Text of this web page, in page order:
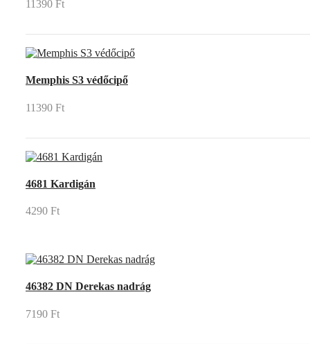
11390 Ft
Memphis S3 védőcipő
11390 Ft
4681 Kardigán
4290 Ft
46382 DN Derekas nadrág
7190 Ft